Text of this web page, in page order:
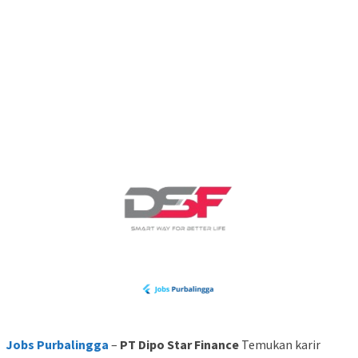
Jobs Purbalingga – PT Dipo Star Finance Temukan karir